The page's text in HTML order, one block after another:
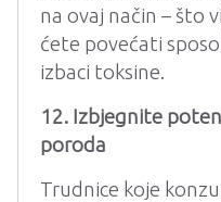
na ovaj način – što
ćete povećati
izbaci toksine.
12. Izbjegnite
poroda
Trudnice koje